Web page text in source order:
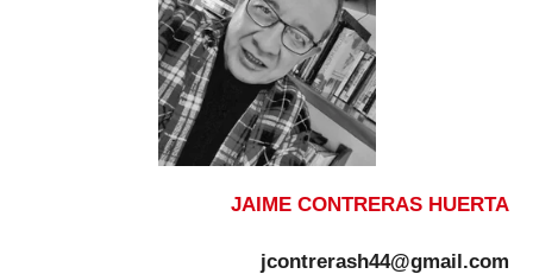
JAIME CONTRERAS HUERTA
jcontrerash44@gmail.com